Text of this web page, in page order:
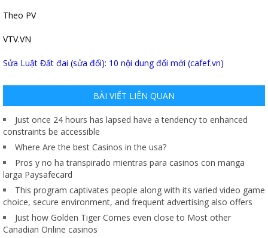
Theo PV
VTV.VN
Sửa Luật Đất đai (sửa đổi): 10 nội dung đổi mới (cafef.vn)
BÀI VIẾT LIÊN QUAN
Just once 24 hours has lapsed have a tendency to enhanced
constraints be accessible
Where Are the best Casinos in the usa?
Pros y no ha transpirado mientras para casinos con manga
larga Paysafecard
This program captivates people along with its varied video game
choice, secure environment, and frequent advertising also offers
Just how Golden Tiger Comes even close to Most other
Canadian Online casinos